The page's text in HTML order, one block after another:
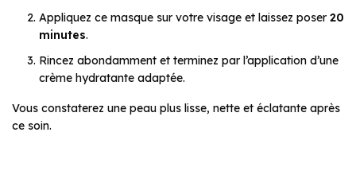
Appliquez ce masque sur votre visage et laissez poser 20
minutes.
Rincez abondamment et terminez par l’application d’une
crème hydratante adaptée.
Vous constaterez une peau plus lisse, nette et éclatante après
ce soin.